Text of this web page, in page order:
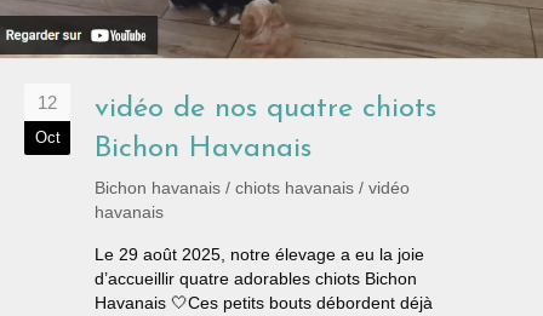
12
Oct
vidéo de nos quatre chiots
Bichon Havanais
Bichon havanais / chiots havanais / vidéo
havanais
Le 29 août 2025, notre élevage a eu la joie
d’accueillir quatre adorables chiots Bichon
Havanais 🤍Ces petits bouts débordent déjà